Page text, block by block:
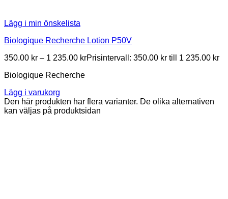
Lägg i min önskelista
Biologique Recherche Lotion P50V
350.00 kr – 1 235.00 krPrisintervall: 350.00 kr till 1 235.00 kr
Biologique Recherche
Lägg i varukorg
Den här produkten har flera varianter. De olika alternativen
kan väljas på produktsidan